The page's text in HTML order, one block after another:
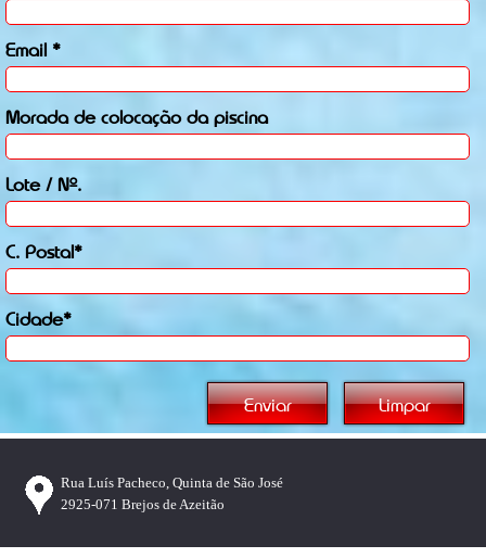
Email *
Morada de colocação da piscina
Lote / Nº.
C. Postal*
Cidade*
Rua Luís Pacheco, Quinta de São José
2925-071 Brejos de Azeitão